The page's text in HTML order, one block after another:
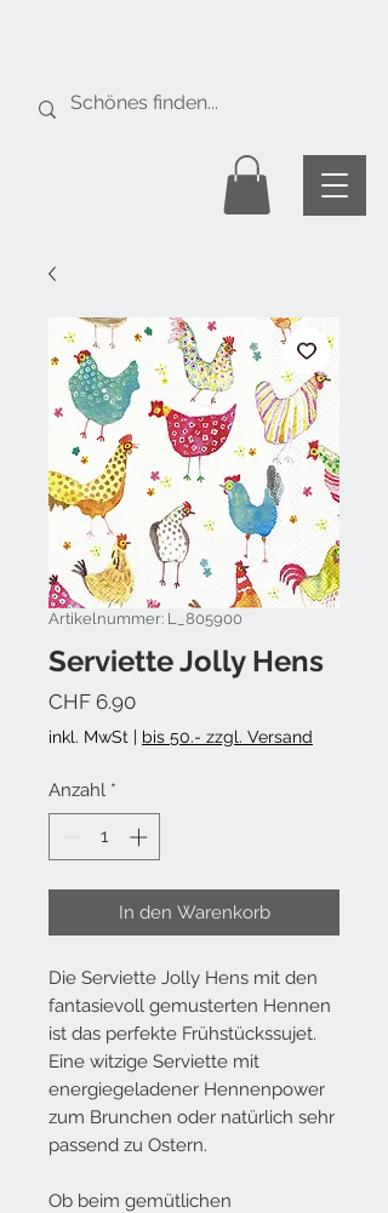
Artikelnummer: L_805900
Serviette Jolly Hens
CHF 6.90Preis
inkl. MwSt | bis 50.- zzgl. Versand
Anzahl *
In den Warenkorb
Die Serviette Jolly Hens mit den
fantasievoll gemusterten Hennen
ist das perfekte Frühstückssujet.
Eine witzige Serviette mit
energiegeladener Hennenpower
zum Brunchen oder natürlich sehr
passend zu Ostern.
Ob beim gemütlichen